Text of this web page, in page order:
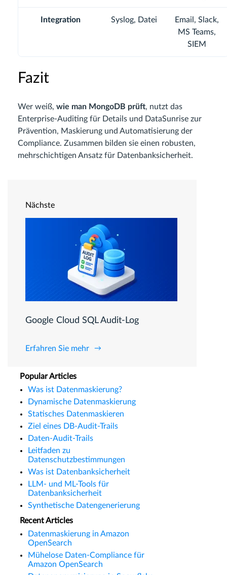
Integration Syslog, Datei
Email, Slack,
MS Teams,
SIEM
Fazit
Wer weiß, wie man MongoDB prüft, nutzt das
Enterprise-Auditing für Details und DataSunrise zur
Prävention, Maskierung und Automatisierung der
Compliance. Zusammen bilden sie einen robusten,
mehrschichtigen Ansatz für Datenbanksicherheit.
Nächste
Google Cloud SQL Audit-Log
Erfahren Sie mehr
Popular Articles
Was ist Datenmaskierung?
Dynamische Datenmaskierung
Statisches Datenmaskieren
Ziel eines DB-Audit-Trails
Daten-Audit-Trails
Leitfaden zu
Datenschutzbestimmungen
Was ist Datenbanksicherheit
LLM- und ML-Tools für
Datenbanksicherheit
Synthetische Datengenerierung
Recent Articles
Datenmaskierung in Amazon
OpenSearch
Mühelose Daten-Compliance für
Amazon OpenSearch